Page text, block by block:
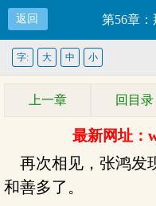
返回 第56章
字: 大 中 小
上一章 回目录
最新网址：
再次相见，张鸿发
和善多了。